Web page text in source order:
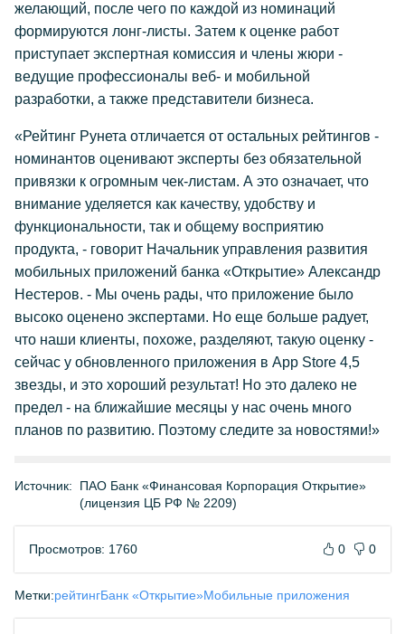
желающий, после чего по каждой из номинаций
формируются лонг-листы. Затем к оценке работ
приступает экспертная комиссия и члены жюри -
ведущие профессионалы веб- и мобильной
разработки, а также представители бизнеса.
«Рейтинг Рунета отличается от остальных рейтингов -
номинантов оценивают эксперты без обязательной
привязки к огромным чек-листам. А это означает, что
внимание уделяется как качеству, удобству и
функциональности, так и общему восприятию
продукта, - говорит Начальник управления развития
мобильных приложений банка «Открытие» Александр
Нестеров. - Мы очень рады, что приложение было
высоко оценено экспертами. Но еще больше радует,
что наши клиенты, похоже, разделяют, такую оценку -
сейчас у обновленного приложения в App Store 4,5
звезды, и это хороший результат! Но это далеко не
предел - на ближайшие месяцы у нас очень много
планов по развитию. Поэтому следите за новостями!»
Источник:
ПАО Банк «Финансовая Корпорация Открытие»
(лицензия ЦБ РФ № 2209)
Просмотров: 1760 0 0
Метки:рейтингБанк «Открытие»Мобильные приложения